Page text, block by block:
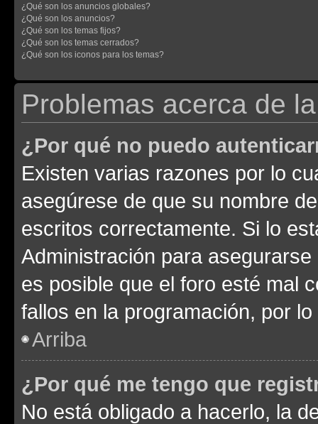
¿Qué son los anuncios globales?
¿Qué son los anuncios?
¿Qué son los temas fijos?
¿Qué son los temas cerrados?
¿Qué son los iconos para los temas?
Problemas acerca de
¿Por qué no puedo
Existen varias razones por lo
asegúrese de que su nombre
escritos correctamente. Si lo
Administración para
es posible que el foro esté mal
fallos en la programación, por
Arriba
¿Por qué me tengo que
No está obligado a hacerlo, la